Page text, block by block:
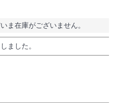
ま在庫がございません。
ました。